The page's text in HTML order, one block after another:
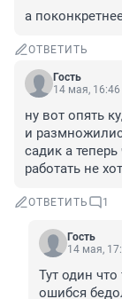
а
ОТВЕТИТЬ
Гость
14 мая, 16:46
ну вот опять
и
садик а
работать не
ОТВЕТИТЬ 1
Гость
14 мая,
Тут один
ошибся